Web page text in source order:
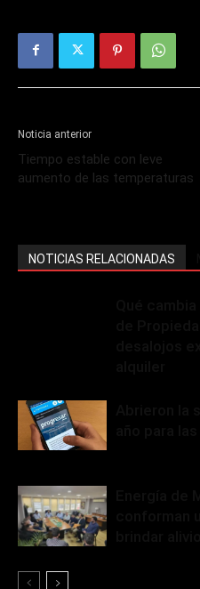
Noticia anterior
Tiempo estable con leve
aumento de las temperaturas
NOTICIAS RELACIONADAS